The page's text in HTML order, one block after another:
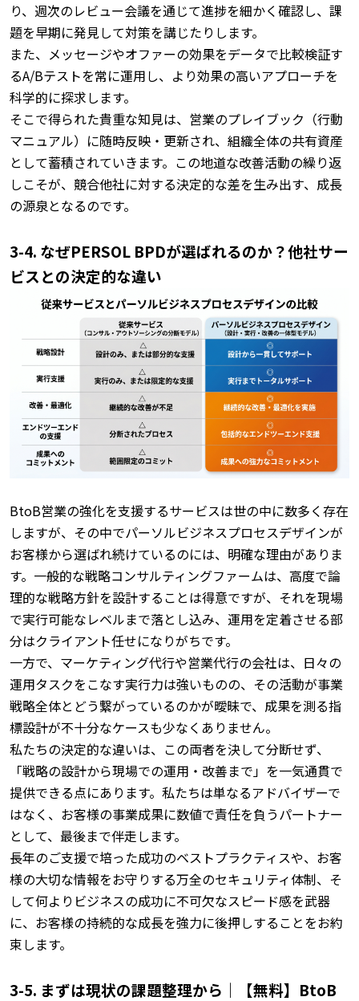
り、週次のレビュー会議を通じて進捗を細かく確認し、課
題を早期に発見して対策を講じたりします。
また、メッセージやオファーの効果をデータで比較検証す
るA/Bテストを常に運用し、より効果の高いアプローチを
科学的に探求します。
そこで得られた貴重な知見は、営業のプレイブック（行動
マニュアル）に随時反映・更新され、組織全体の共有資産
として蓄積されていきます。 この地道な改善活動の繰り返
しこそが、競合他社に対する決定的な差を生み出す、成長
の源泉となるのです。
3-4. なぜPERSOL BPDが選ばれるのか？他社サー
ビスとの決定的な違い
BtoB営業の強化を支援するサービスは世の中に数多く存在
しますが、その中でパーソルビジネスプロセスデザインが
お客様から選ばれ続けているのには、明確な理由がありま
す。 一般的な戦略コンサルティングファームは、高度で論
理的な戦略方針を設計することは得意ですが、それを現場
で実行可能なレベルまで落とし込み、運用を定着させる部
分はクライアント任せになりがちです。
一方で、マーケティング代行や営業代行の会社は、日々の
運用タスクをこなす実行力は強いものの、その活動が事業
戦略全体とどう繋がっているのかが曖昧で、成果を測る指
標設計が不十分なケースも少なくありません。
私たちの決定的な違いは、この両者を決して分断せず、
「戦略の設計から現場での運用・改善まで」を一気通貫で
提供できる点にあります。 私たちは単なるアドバイザーで
はなく、お客様の事業成果に数値で責任を負うパートナー
として、最後まで伴走します。
長年のご支援で培った成功のベストプラクティスや、お客
様の大切な情報をお守りする万全のセキュリティ体制、そ
して何よりビジネスの成功に不可欠なスピード感を武器
に、お客様の持続的な成長を強力に後押しすることをお約
束します。
3-5. まずは現状の課題整理から｜【無料】BtoB